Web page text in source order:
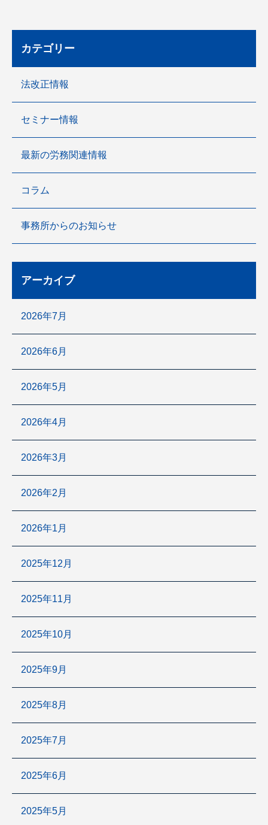
カテゴリー
法改正情報
セミナー情報
最新の労務関連情報
コラム
事務所からのお知らせ
アーカイブ
2026年7月
2026年6月
2026年5月
2026年4月
2026年3月
2026年2月
2026年1月
2025年12月
2025年11月
2025年10月
2025年9月
2025年8月
2025年7月
2025年6月
2025年5月